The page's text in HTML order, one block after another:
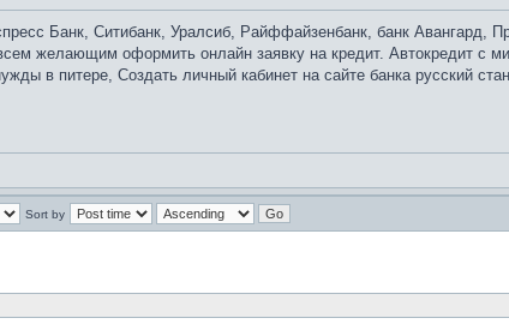
Банк, Ситибанк, Уралсиб, Райффайзенбанк, банк Авангард,
желающим оформить онлайн заявку на кредит. Автокредит с
в питере, Создать личный кабинет на сайте банка русский
Sort by